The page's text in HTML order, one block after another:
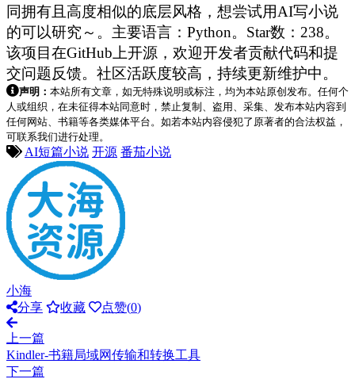
同拥有且高度相似的底层风格，想尝试用AI写小说
的可以研究～。主要语言：Python。Star数：238。
该项目在GitHub上开源，欢迎开发者贡献代码和提
交问题反馈。社区活跃度较高，持续更新维护中。
声明： 本站所有文章，如无特殊说明或标注，均为本站原创发布。任何个
人或组织，在未征得本站同意时，禁止复制、盗用、采集、发布本站内容到
任何网站、书籍等各类媒体平台。如若本站内容侵犯了原著者的合法权益，
可联系我们进行处理。
AI短篇小说 开源 番茄小说
小海
分享
收藏 点赞(0)
上一篇
Kindler-书籍局域网传输和转换工具
下一篇